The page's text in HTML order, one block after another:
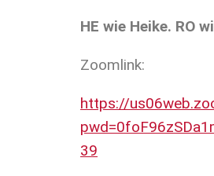
HE wie Heike. RO
Zoomlink:
https://
39